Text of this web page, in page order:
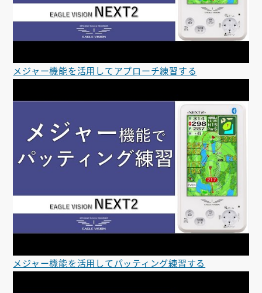
メジャー機能を活用してアプローチ練習する
メジャー機能を活用してパッティング練習する